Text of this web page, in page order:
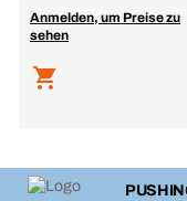
Anmelden, um Preise zu
sehen